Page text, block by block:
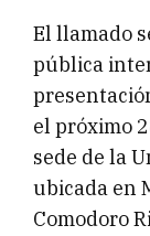
El llamado
pública
el próximo
sede de la
ubicada en
Comodoro